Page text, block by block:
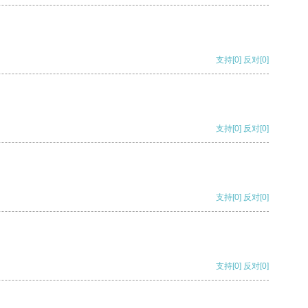
支持[0] 反对[0]
支持[0] 反对[0]
支持[0] 反对[0]
支持[0] 反对[0]